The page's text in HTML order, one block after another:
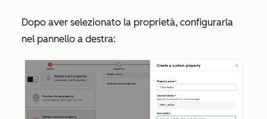
Dopo aver selezionato la proprietà, configurarla
nel pannello a destra: